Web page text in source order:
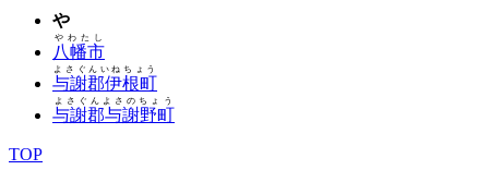
や
八幡市
やわたし
与謝郡伊根町
よさぐんいねちょう
与謝郡与謝野町
よさぐんよさのちょう
TOP